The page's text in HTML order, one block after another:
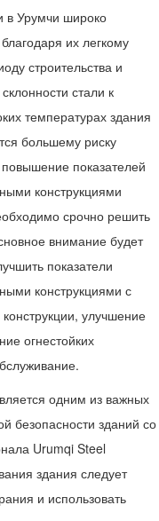
в Урумчи широко
их легкому
строительства и
стали к
температурах здания
большему риску
показателей
конструкциями
срочно решить
внимание будет
показатели
конструкциями с
улучшение
огнестойких
одним из важных
безопасности зданий со
Urumqi Steel
здания следует
и использовать